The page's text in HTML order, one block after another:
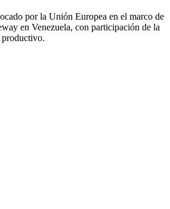
por la Unión Europea en el marco de
en Venezuela, con participación de la